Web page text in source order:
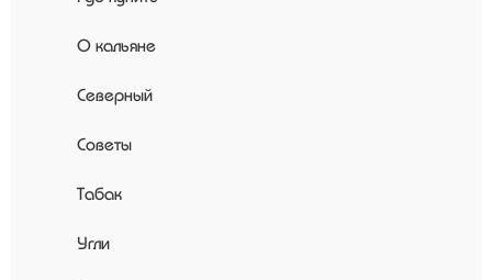
О кальяне
Северный
Советы
Табак
Угли